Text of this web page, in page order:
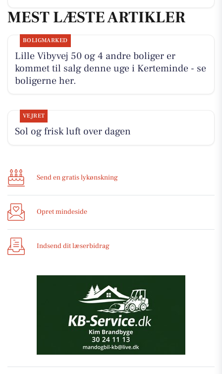
MEST LÆSTE ARTIKLER
BOLIGMARKED
Lille Vibyvej 50 og 4 andre boliger er
kommet til salg denne uge i Kerteminde - se
boligerne her.
VEJRET
Sol og frisk luft over dagen
Send en gratis lykønskning
Opret mindeside
Indsend dit læserbidrag